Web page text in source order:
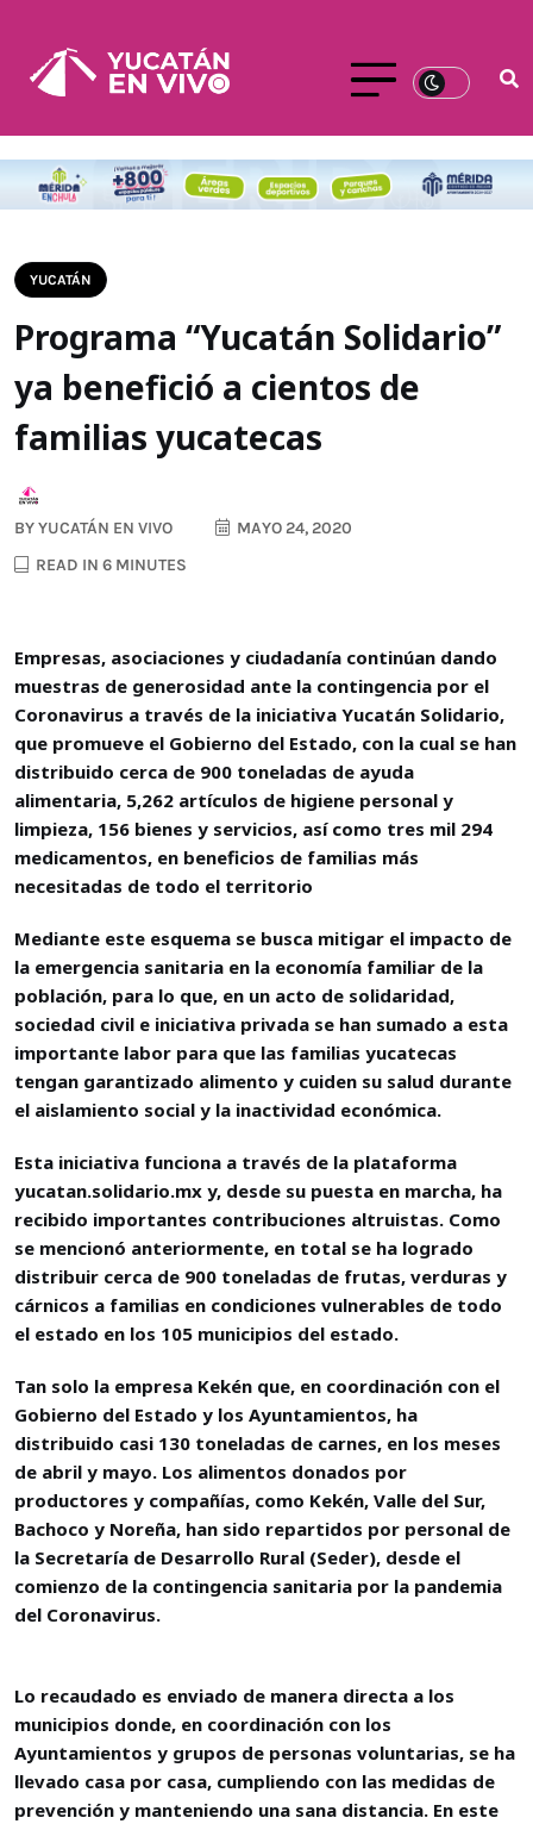
YUCATÁN
Programa “Yucatán Solidario”
ya benefició a cientos de
familias yucatecas
BYYUCATÁN EN VIVO
MAYO 24, 2020
READ IN 6 MINUTES
Empresas, asociaciones y ciudadanía continúan dando
muestras de generosidad ante la contingencia por el
Coronavirus a través de la iniciativa Yucatán Solidario,
que promueve el Gobierno del Estado, con la cual se han
distribuido cerca de 900 toneladas de ayuda
alimentaria, 5,262 artículos de higiene personal y
limpieza, 156 bienes y servicios, así como tres mil 294
medicamentos, en beneficios de familias más
necesitadas de todo el territorio
Mediante este esquema se busca mitigar el impacto de
la emergencia sanitaria en la economía familiar de la
población, para lo que, en un acto de solidaridad,
sociedad civil e iniciativa privada se han sumado a esta
importante labor para que las familias yucatecas
tengan garantizado alimento y cuiden su salud durante
el aislamiento social y la inactividad económica.
Esta iniciativa funciona a través de la plataforma
yucatan.solidario.mx y, desde su puesta en marcha, ha
recibido importantes contribuciones altruistas. Como
se mencionó anteriormente, en total se ha logrado
distribuir cerca de 900 toneladas de frutas, verduras y
cárnicos a familias en condiciones vulnerables de todo
el estado en los 105 municipios del estado.
Tan solo la empresa Kekén que, en coordinación con el
Gobierno del Estado y los Ayuntamientos, ha
distribuido casi 130 toneladas de carnes, en los meses
de abril y mayo. Los alimentos donados por
productores y compañías, como Kekén, Valle del Sur,
Bachoco y Noreña, han sido repartidos por personal de
la Secretaría de Desarrollo Rural (Seder), desde el
comienzo de la contingencia sanitaria por la pandemia
del Coronavirus.
Lo recaudado es enviado de manera directa a los
municipios donde, en coordinación con los
Ayuntamientos y grupos de personas voluntarias, se ha
llevado casa por casa, cumpliendo con las medidas de
prevención y manteniendo una sana distancia. En este